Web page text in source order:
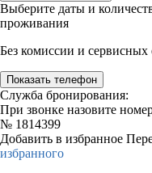
Выберите даты и
проживания
Без комиссии и сервисных
Показать телефон
Служба бронирования:
При звонке назовите
№ 1814399
Добавить в избранное
избранного